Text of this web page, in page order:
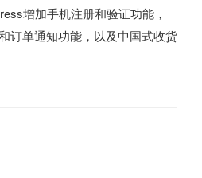
增加手机注册和验证功能，
订单通知功能，以及中国式收货